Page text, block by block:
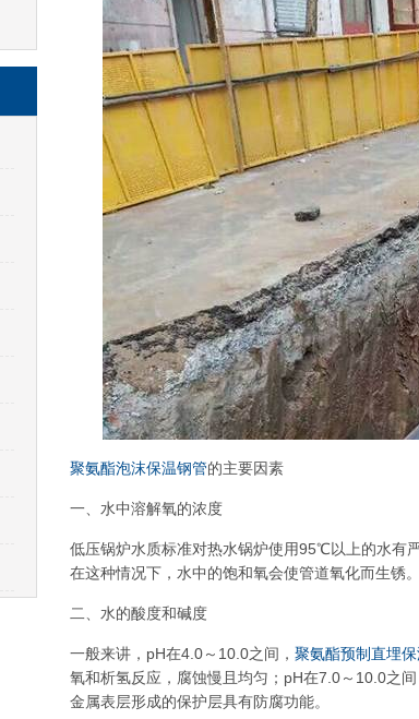
聚氨酯泡沫保温钢管的主要因素
一、水中溶解氧的浓度
低压锅炉水质标准对热水锅炉使用95℃以上的水有
在这种情况下，水中的饱和氧会使管道氧化而生锈。
二、水的酸度和碱度
一般来讲，pH在4.0～10.0之间， 聚氨酯预制直埋
氧和析氢反应，腐蚀慢且均匀；pH在7.0～10.0之
金属表层形成的保护层具有防腐功能。